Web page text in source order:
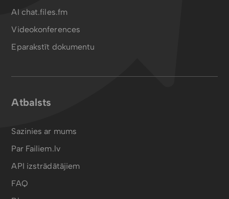
AI chat.files.fm
Videokonferences
Eparakstīt dokumentu
Atbalsts
Sazinies ar mums
Par Failiem.lv
API izstrādātājiem
FAQ